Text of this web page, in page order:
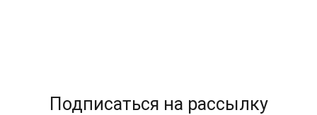
Подписаться на рассылку